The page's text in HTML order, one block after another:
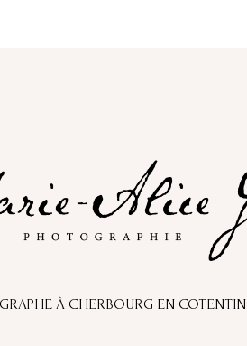
À CHERBOURG EN COTENTIN